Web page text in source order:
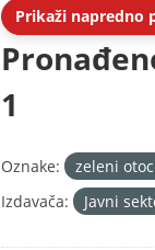
Prikaži napredno
1
Oznake: zeleni
Izdavača:
Javni